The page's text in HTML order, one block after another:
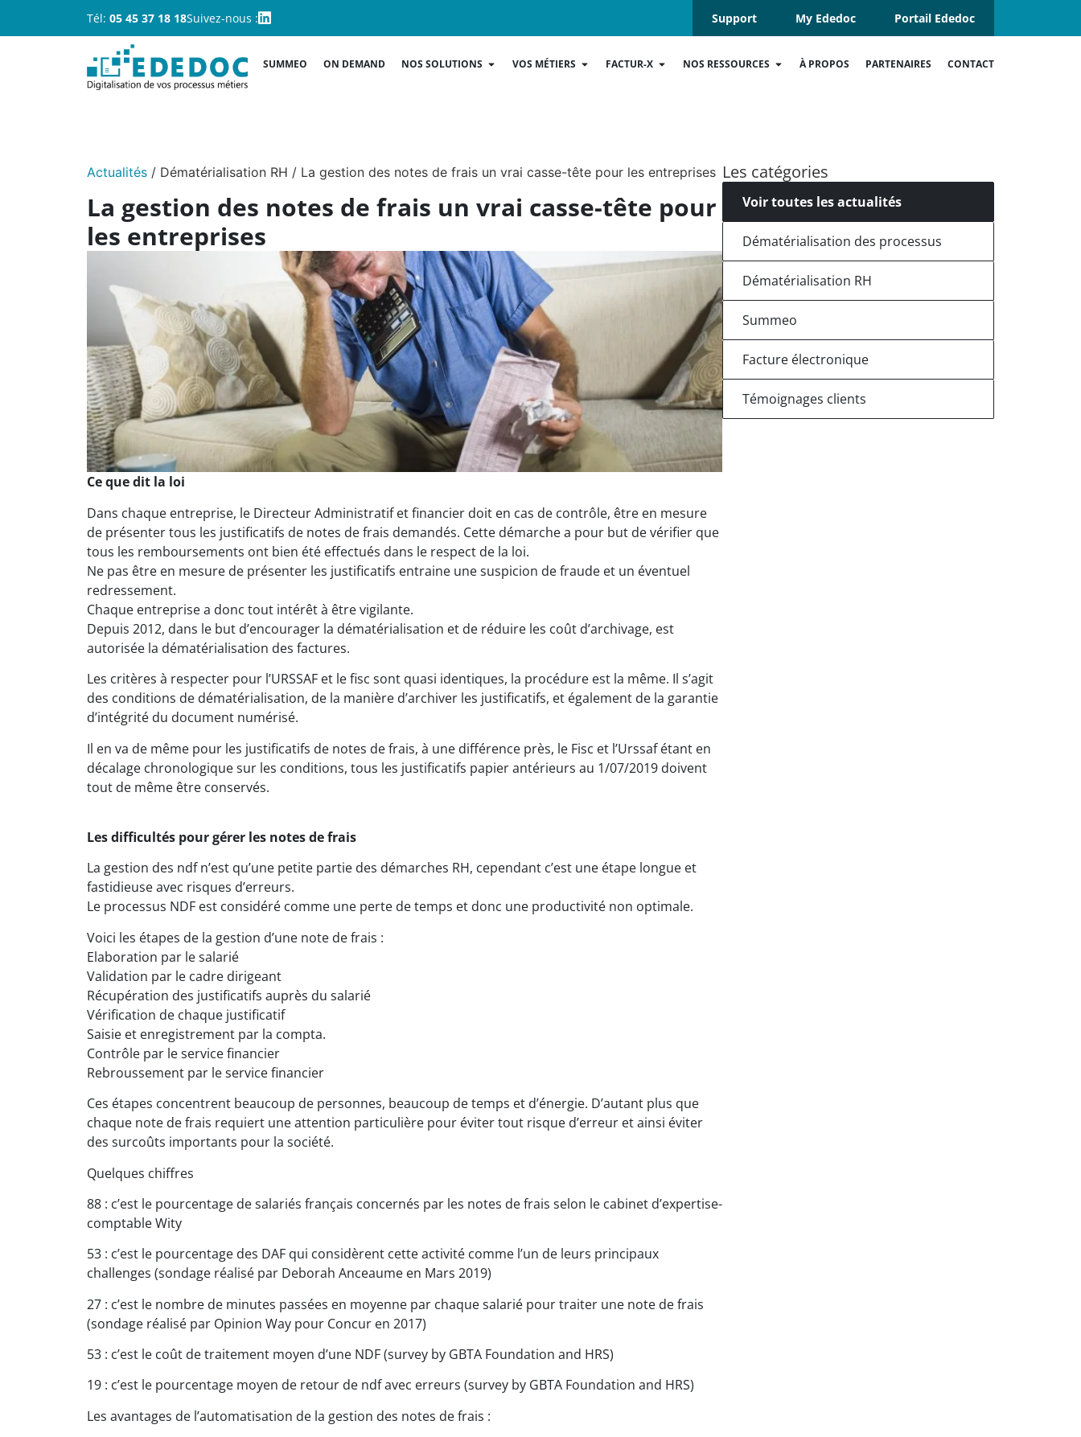
Tél: 05 45 37 18 18Suivez-nous : Support My Ededoc Portail Ededoc
SUMMEO ON DEMAND NOS SOLUTIONS VOS MÉTIERS FACTUR-X NOS RESSOURCES À PROPOS PARTENAIRES CONTACT
Actualités/ Dématérialisation RH / La gestion des notes de frais un vrai casse-tête pour les entreprises
La gestion des notes de frais un vrai casse-tête pour
les entreprises
Ce que dit la loi
Dans chaque entreprise, le Directeur Administratif et financier doit en cas de contrôle, être en mesure
de présenter tous les justificatifs de notes de frais demandés. Cette démarche a pour but de vérifier que
tous les remboursements ont bien été effectués dans le respect de la loi.
Ne pas être en mesure de présenter les justificatifs entraine une suspicion de fraude et un éventuel
redressement.
Chaque entreprise a donc tout intérêt à être vigilante.
Depuis 2012, dans le but d’encourager la dématérialisation et de réduire les coût d’archivage, est
autorisée la dématérialisation des factures.
Les critères à respecter pour l’URSSAF et le fisc sont quasi identiques, la procédure est la même. Il s’agit
des conditions de dématérialisation, de la manière d’archiver les justificatifs, et également de la garantie
d’intégrité du document numérisé.
Il en va de même pour les justificatifs de notes de frais, à une différence près, le Fisc et l’Urssaf étant en
décalage chronologique sur les conditions, tous les justificatifs papier antérieurs au 1/07/2019 doivent
tout de même être conservés.
Les difficultés pour gérer les notes de frais
La gestion des ndf n’est qu’une petite partie des démarches RH, cependant c’est une étape longue et
fastidieuse avec risques d’erreurs.
Le processus NDF est considéré comme une perte de temps et donc une productivité non optimale.
Voici les étapes de la gestion d’une note de frais :
Elaboration par le salarié
Validation par le cadre dirigeant
Récupération des justificatifs auprès du salarié
Vérification de chaque justificatif
Saisie et enregistrement par la compta.
Contrôle par le service financier
Rebroussement par le service financier
Ces étapes concentrent beaucoup de personnes, beaucoup de temps et d’énergie. D’autant plus que
chaque note de frais requiert une attention particulière pour éviter tout risque d’erreur et ainsi éviter
des surcoûts importants pour la société.
Quelques chiffres
88 : c’est le pourcentage de salariés français concernés par les notes de frais selon le cabinet d’expertise-
comptable Wity
53 : c’est le pourcentage des DAF qui considèrent cette activité comme l’un de leurs principaux
challenges (sondage réalisé par Deborah Anceaume en Mars 2019)
27 : c’est le nombre de minutes passées en moyenne par chaque salarié pour traiter une note de frais
(sondage réalisé par Opinion Way pour Concur en 2017)
53 : c’est le coût de traitement moyen d’une NDF (survey by GBTA Foundation and HRS)
19 : c’est le pourcentage moyen de retour de ndf avec erreurs (survey by GBTA Foundation and HRS)
Les avantages de l’automatisation de la gestion des notes de frais :
Les catégories
Voir toutes les actualités
Dématérialisation des processus
Dématérialisation RH
Summeo
Facture électronique
Témoignages clients